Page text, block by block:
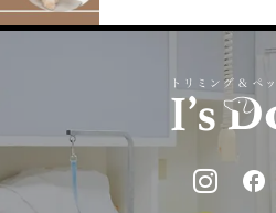
ム】